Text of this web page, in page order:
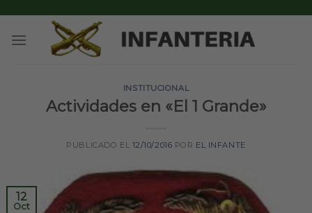
content
INSTITUCIONAL
Actividades en «El 1 Grande»
PUBLICADO EL 12/10/2016 POR EL INFANTE
12
Oct